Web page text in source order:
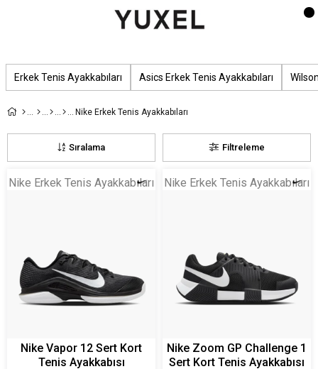
Erkek Tenis Ayakkabıları Asics Erkek Tenis Ayakkabıları
Nike Erkek Tenis Ayakkabıları
Filtreleme
Sıralama
Nike Erkek Tenis Ayakkabıları
Nike Vapor 12 Sert Kort
Tenis Ayakkabısı
Nike Erkek Tenis Ayakkabıları
Nike Zoom GP Challenge 1
Sert Kort Tenis Ayakkabısı